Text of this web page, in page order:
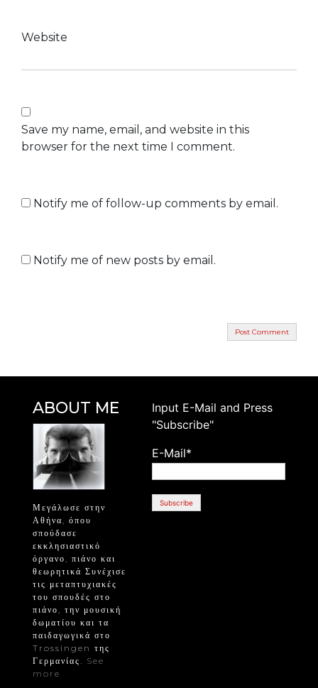
Website
Save my name, email, and website in this
browser for the next time I comment.
Notify me of follow-up comments by email.
Notify me of new posts by email.
ABOUT ME
Μεγάλωσε στην
Αθήνα, όπου
σπούδασε
εκκλησιαστικό
όργανο, πιάνο και
θεωρητικά Συνέχισε
τις μεταπτυχιακές
του σπουδές στο
πιάνο, την μουσική
δωματίου και τα
παιδαγωγικά στο
Trossingen της
Γερμανίας. See
more
Ιnput E-Mail and Press
"Subscribe"
E-Mail*